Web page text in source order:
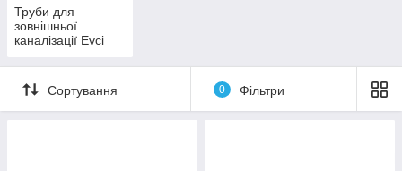
Труби для
зовнішньої
каналізації Evci
Сортування 0 Фільтри